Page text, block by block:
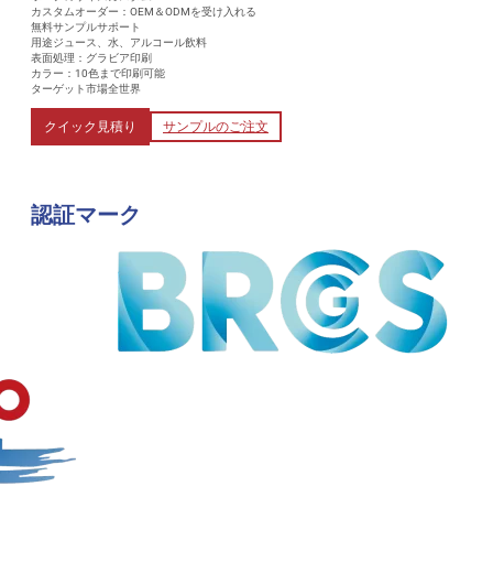
カスタムオーダー：OEM＆ODMを受け入れる
無料サンプルサポート
用途ジュース、水、アルコール飲料
表面処理：グラビア印刷
カラー：10色まで印刷可能
ターゲット市場全世界
クイック見積り サンプルのご注文
認証マーク